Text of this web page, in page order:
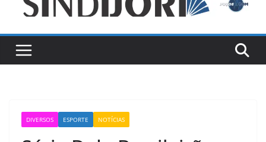
DIVERSOS ESPORTE NOTÍCIAS